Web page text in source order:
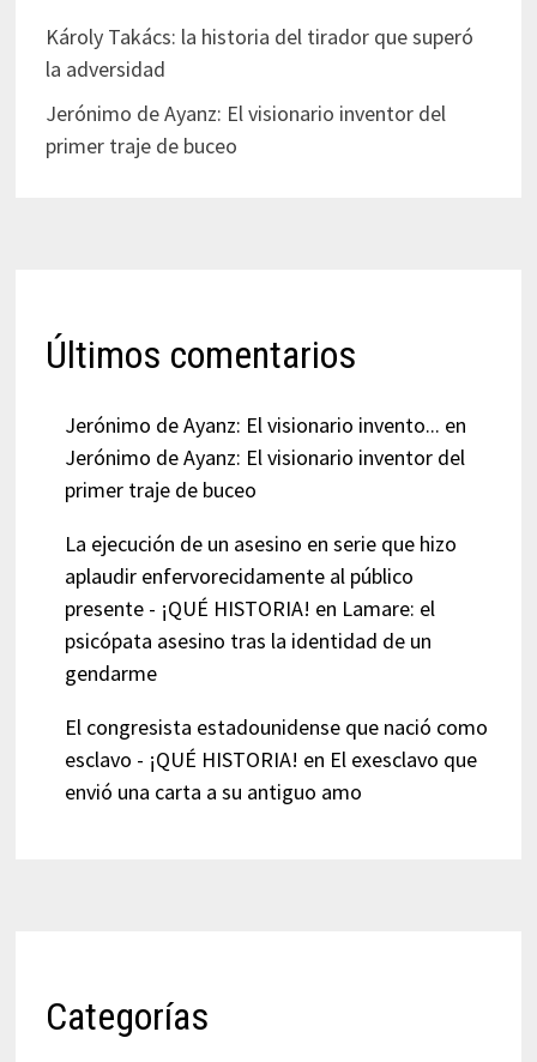
Károly Takács: la historia del tirador que superó
la adversidad
Jerónimo de Ayanz: El visionario inventor del
primer traje de buceo
Últimos comentarios
Jerónimo de Ayanz: El visionario invento... en
Jerónimo de Ayanz: El visionario inventor del
primer traje de buceo
La ejecución de un asesino en serie que hizo
aplaudir enfervorecidamente al público
presente - ¡QUÉ HISTORIA! en Lamare: el
psicópata asesino tras la identidad de un
gendarme
El congresista estadounidense que nació como
esclavo - ¡QUÉ HISTORIA! en El exesclavo que
envió una carta a su antiguo amo
Categorías